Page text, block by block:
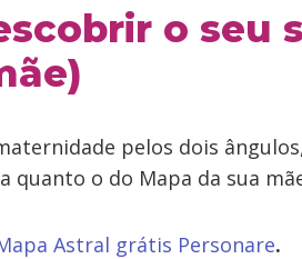
o seu
pelos dois
quanto o do Mapa da sua
Astral grátis Personare.